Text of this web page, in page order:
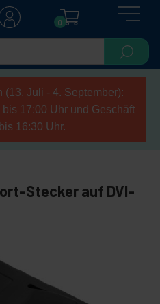
0
(13. Juli - 4. September):
17:00 Uhr und Geschäft
16:30 Uhr.
Stecker auf DVI-